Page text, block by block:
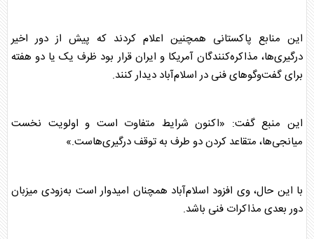
این منابع پاکستانی همچنین اعلام کردند که پیش از دور اخیر
درگیری‌ها، مذاکره‌کنندگان آمریکا و ایران قرار بود ظرف یک یا دو هفته
برای گفت‌وگوهای فنی در اسلام‌آباد دیدار کنند.
این منبع گفت: «اکنون شرایط متفاوت است و اولویت نخست
میانجی‌ها، متقاعد کردن دو طرف به توقف درگیری‌هاست.»
با این حال، وی افزود اسلام‌آباد همچنان امیدوار است به‌زودی میزبان
دور بعدی مذاکرات فنی باشد.